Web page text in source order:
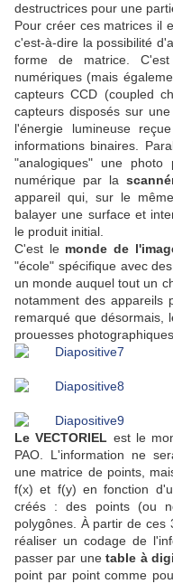
destructrices pour une
Pour créer ces matrices il
c'est-à-dire la possibilité
forme de matrice.
numériques (mais
capteurs CCD (coupled
capteurs disposés sur
l'énergie lumineuse
informations binaires.
"analogiques" une photo
numérique par la
appareil qui, sur le
balayer une surface et
le produit initial.
C'est le monde de
"école" spécifique avec
un monde auquel tout un
notamment des appareils
remarqué que désormais,
prouesses
Le VECTORIEL est le
PAO. L'information ne
une matrice de points,
f(x) et f(y) en fonction
créés : des points (ou
polygônes. À partir de ces
réaliser un codage de
passer par unetable à
point par point comme